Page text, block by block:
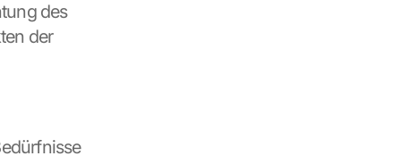
des
der